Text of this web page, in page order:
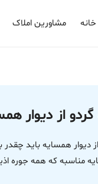
خانه مشاورین املاک
از دیوار
همسایه باید چقدر
مناسبه که همه جوره